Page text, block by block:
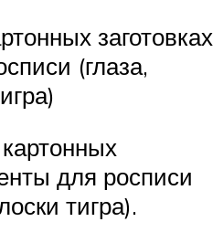
заготовках
(глаза,
для росписи
тигра).